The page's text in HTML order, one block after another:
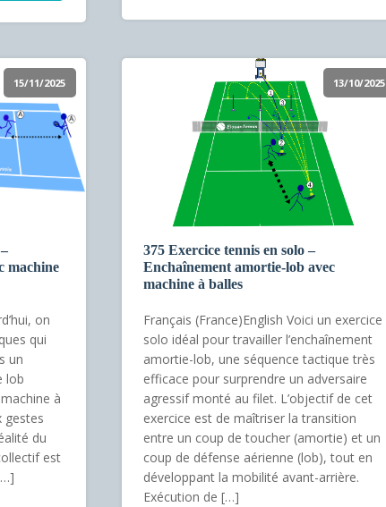
15/11/2025
machine
on
qui
un
lob
à
gestes
du
est
13/10/2025
375 Exercice tennis en solo –
Enchaînement amortie-lob avec
machine à balles
Français (France)English Voici un exercice
solo idéal pour travailler l’enchaînement
amortie-lob, une séquence tactique très
efficace pour surprendre un adversaire
agressif monté au filet. L’objectif de cet
exercice est de maîtriser la transition
entre un coup de toucher (amortie) et un
coup de défense aérienne (lob), tout en
développant la mobilité avant-arrière.
Exécution de […]